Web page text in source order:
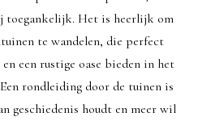
toegankelijk. Het is heerlijk om
te wandelen, die perfect
een rustige oase bieden in het
rondleiding door de tuinen is
geschiedenis houdt en meer wil